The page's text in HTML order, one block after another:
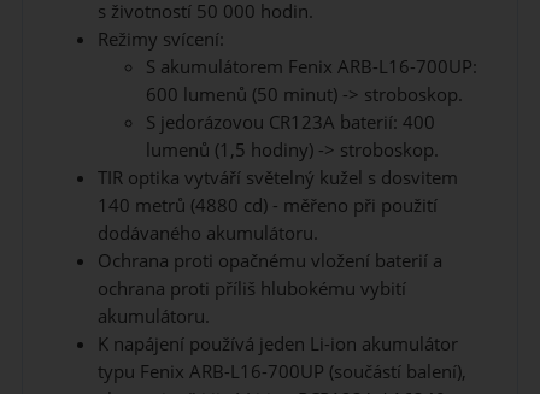
s životností 50 000 hodin.
Režimy svícení:
S akumulátorem Fenix ARB-L16-700UP:
600 lumenů (50 minut) -> stroboskop.
S jedorázovou CR123A baterií: 400
lumenů (1,5 hodiny) -> stroboskop.
TIR optika vytváří světelný kužel s dosvitem
140 metrů (4880 cd) - měřeno při použití
dodávaného akumulátoru.
Ochrana proti opačnému vložení baterií a
ochrana proti příliš hlubokému vybití
akumulátoru.
K napájení používá jeden Li-ion akumulátor
typu Fenix ARB-L16-700UP (součástí balení),